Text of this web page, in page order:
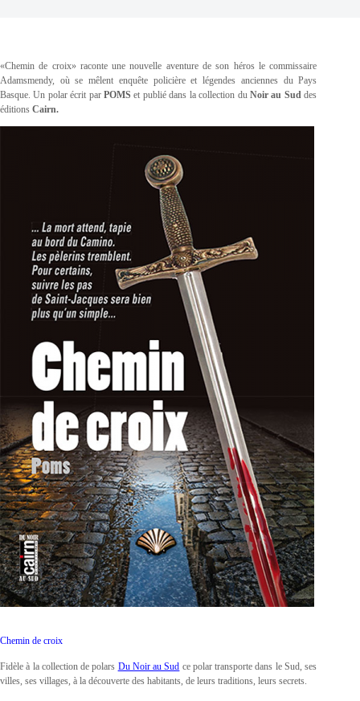
«Chemin de croix» raconte une nouvelle aventure de son héros le commissaire
Adamsmendy, où se mêlent enquête policière et légendes anciennes du Pays
Basque. Un polar écrit parPOMS et publié dans la collection du Noir au Suddes
éditions Cairn.
Chemin de croix
Fidèle à la collection de polars Du Noir au Sud ce polar transporte dans le Sud, ses
villes, ses villages, à la découverte des habitants, de leurs traditions, leurs secrets.